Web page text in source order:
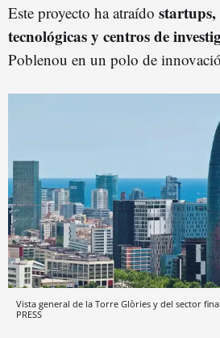
Este proyecto ha atraído startups,
tecnológicas y centros de
Poblenou en un polo de
Vista general de la Torre Glòries y del sector
PRESS